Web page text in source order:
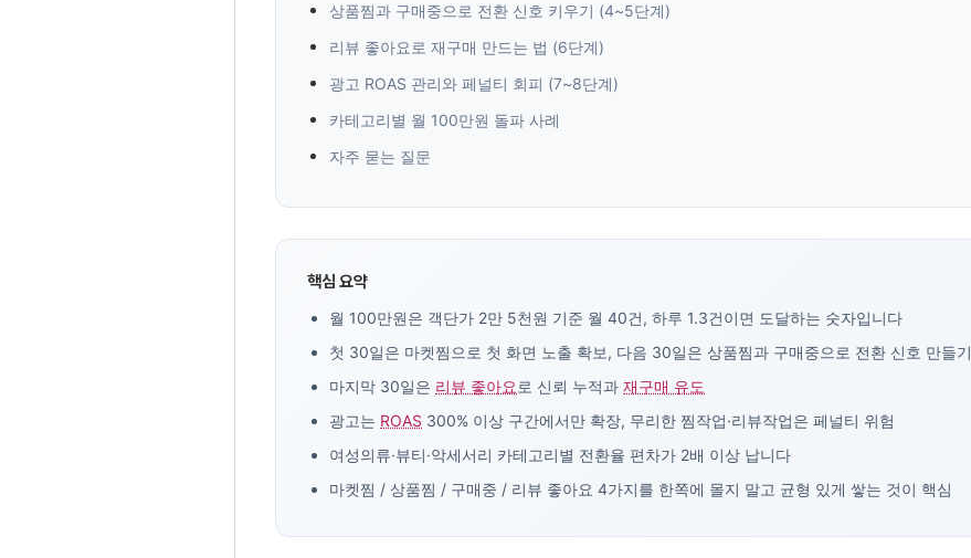
상품찜과 구매중으로 전환 신호 키우기 (4~5단계)
리뷰 좋아요로 재구매 만드는 법 (6단계)
광고 ROAS 관리와 페널티 회피 (7~8단계)
카테고리별 월 100만원 돌파 사례
자주 묻는 질문
핵심 요약
월 100만원은 객단가 2만 5천원 기준 월 40건, 하루 1.3건이면 도달하는 숫자입니다
첫 30일은 마켓찜으로 첫 화면 노출 확보, 다음 30일은 상품찜과 구매중으로 전환 신호 만들기
마지막 30일은 리뷰 좋아요 로 신뢰 누적과 재구매 유도
광고는 ROAS 300% 이상 구간에서만 확장, 무리한 찜작업·리뷰작업은 페널티 위험
여성의류·뷰티·악세서리 카테고리별 전환율 편차가 2배 이상 납니다
마켓찜 / 상품찜 / 구매중 / 리뷰 좋아요 4가지를 한쪽에 몰지 말고 균형 있게 쌓는 것이 핵심